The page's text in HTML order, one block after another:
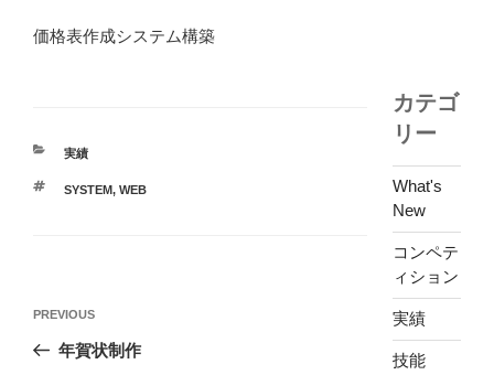
価格表作成システム構築
CATEGORIES
実績
TAGS
SYSTEM, WEB
ナ
Previous
PREVIOUS
年賀状制作
カテゴ
リー
What's
New
コンペテ
ィション
実績
技能